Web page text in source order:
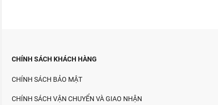
CHÍNH SÁCH KHÁCH HÀNG
CHÍNH SÁCH BẢO MẬT
CHÍNH SÁCH VẬN CHUYỂN VÀ GIAO NHẬN